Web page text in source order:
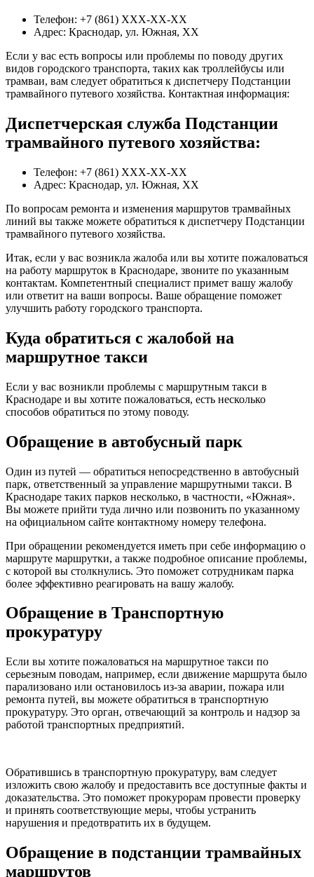
Телефон: +7 (861) XXX-XX-XX
Адрес: Краснодар, ул. Южная, XX
Если у вас есть вопросы или проблемы по поводу других
видов городского транспорта, таких как троллейбусы или
трамваи, вам следует обратиться к диспетчеру Подстанции
трамвайного путевого хозяйства. Контактная информация:
Диспетчерская служба Подстанции
трамвайного путевого хозяйства:
Телефон: +7 (861) XXX-XX-XX
Адрес: Краснодар, ул. Южная, XX
По вопросам ремонта и изменения маршрутов трамвайных
линий вы также можете обратиться к диспетчеру Подстанции
трамвайного путевого хозяйства.
Итак, если у вас возникла жалоба или вы хотите пожаловаться
на работу маршруток в Краснодаре, звоните по указанным
контактам. Компетентный специалист примет вашу жалобу
или ответит на ваши вопросы. Ваше обращение поможет
улучшить работу городского транспорта.
Куда обратиться с жалобой на
маршрутное такси
Если у вас возникли проблемы с маршрутным такси в
Краснодаре и вы хотите пожаловаться, есть несколько
способов обратиться по этому поводу.
Обращение в автобусный парк
Один из путей — обратиться непосредственно в автобусный
парк, ответственный за управление маршрутными такси. В
Краснодаре таких парков несколько, в частности, «Южная».
Вы можете прийти туда лично или позвонить по указанному
на официальном сайте контактному номеру телефона.
При обращении рекомендуется иметь при себе информацию о
маршруте маршрутки, а также подробное описание проблемы,
с которой вы столкнулись. Это поможет сотрудникам парка
более эффективно реагировать на вашу жалобу.
Обращение в Транспортную
прокуратуру
Если вы хотите пожаловаться на маршрутное такси по
серьезным поводам, например, если движение маршрута было
парализовано или остановилось из-за аварии, пожара или
ремонта путей, вы можете обратиться в транспортную
прокуратуру. Это орган, отвечающий за контроль и надзор за
работой транспортных предприятий.
Обратившись в транспортную прокуратуру, вам следует
изложить свою жалобу и предоставить все доступные факты и
доказательства. Это поможет прокурорам провести проверку
и принять соответствующие меры, чтобы устранить
нарушения и предотвратить их в будущем.
Обращение в подстанции трамвайных
маршрутов